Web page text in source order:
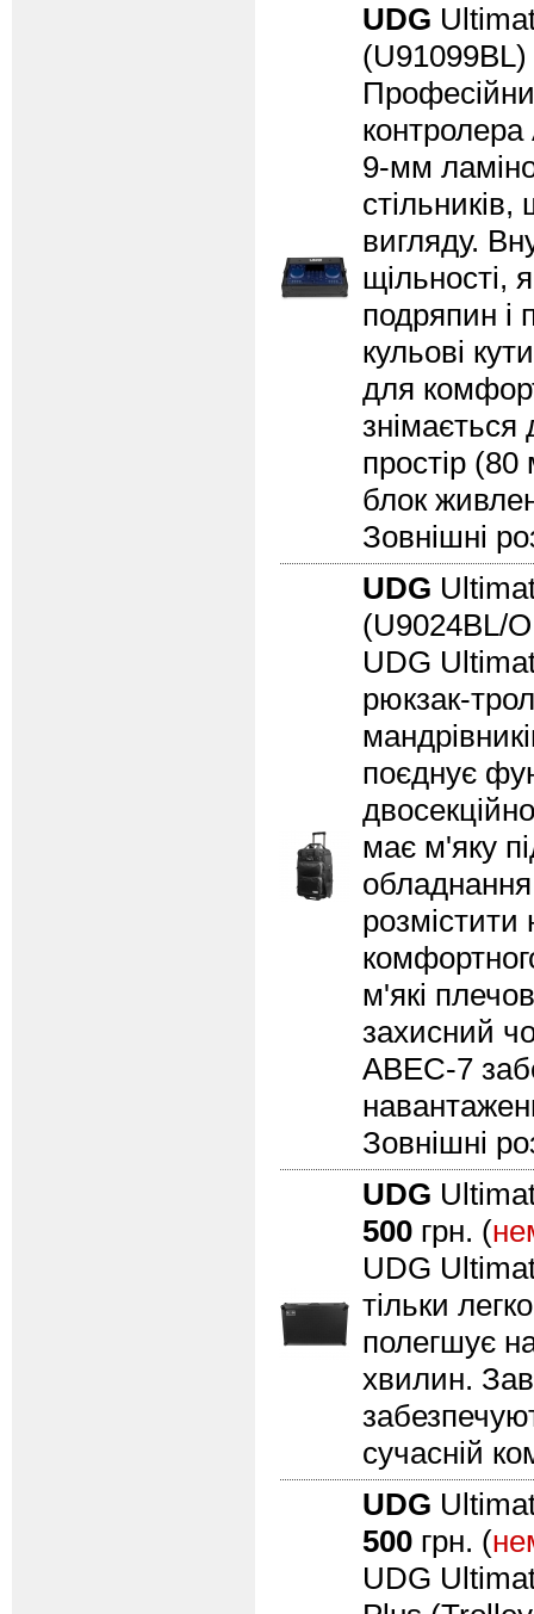
UDG
(U91099BL)
9-мм
вигляду.
щільності,
подряпин і
кульові
для
знімається
простір
блок
Зовнішні
UDG
(U9024BL/
UDG
рюкзак-
поєднує
має м'яку
м'які
захисний
ABEC-7
Зовнішні
UDG
500 грн. (
UDG
тільки
полегшує
хвилин.
сучасній
UDG
500 грн. (
UDG